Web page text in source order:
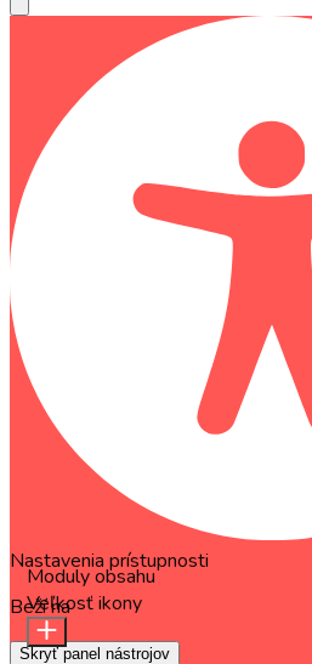
Nastavenia prístupnosti
Beží naOneTap
Skryť panel nástrojov
Moduly obsahu
Veľkosť ikony